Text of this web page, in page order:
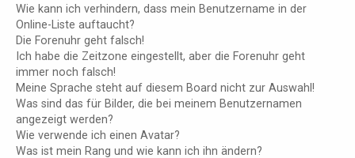
Wie kann ich verhindern, dass mein Benutzername in der
Online-Liste auftaucht?
Die Forenuhr geht falsch!
Ich habe die Zeitzone eingestellt, aber die Forenuhr geht
immer noch falsch!
Meine Sprache steht auf diesem Board nicht zur Auswahl!
Was sind das für Bilder, die bei meinem Benutzernamen
angezeigt werden?
Wie verwende ich einen Avatar?
Was ist mein Rang und wie kann ich ihn ändern?